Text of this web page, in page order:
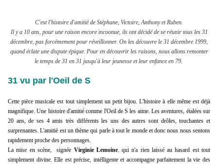
C'est l'histoire d'amitié de Stéphane, Victoire, Anthony et Ruben.
Il y a 10 ans, pour une raison encore incoonue, ils ont décidé de se réunir tous les 31
décembre, pas forcémement pour réveillonner. On les découvre le 31 décembre 1999,
quand éclate une dispute épique. Pour en découvrir les raisons, nous allons remonter
le temps de 31 en 31 jusqu'à leur jeunesse et leur enfance en 79.
31 vu par l'Oeil de S
Cette pièce musicale est tout simplement un petit bijou. L'histoire à elle même est déjà
magnifique. Une histoire d'amitié comme l'Oeil de S les aime. Les aventures, étalées sur
20 ans, de ses 4 amis très différents les uns des autres sont drôles, touchantes et
surprenantes. L'amitié est un thème qui parle à tout le monde et donc nous nous sentons
rapidement proche des personnages.
La mise en scène, signée Virginie Lemoine. qui n'a rien laissé au hasard est tout
simplement divine. Elle est précise, intélligente et accompagne parfaitement la vie des